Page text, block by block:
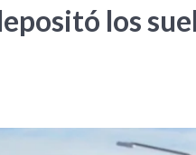
los